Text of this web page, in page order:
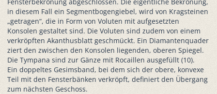
in diesem Fall ein Segmentbogengiebel, wird von Kragsteinen
„getragen“, die in Form von Voluten mit aufgesetzten
Konsolen gestaltet sind. Die Voluten sind zudem von einem
verkröpften Akanthusblatt geschmückt. Ein Diamantenquader
ziert den zwischen den Konsolen liegenden, oberen Spiegel.
Die Tympana sind zur Gänze mit Rocaillen ausgefüllt (10).
Ein doppeltes Gesimsband, bei dem sich der obere, konvexe
Teil mit den Fensterbänken verkröpft, definiert den Übergang
zum nächsten Geschoss.